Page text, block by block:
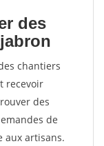
des
chantiers
recevoir
des
de
aux artisans.